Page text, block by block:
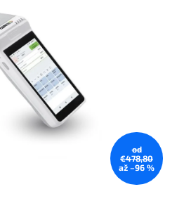
od
€478,80
až –96 %